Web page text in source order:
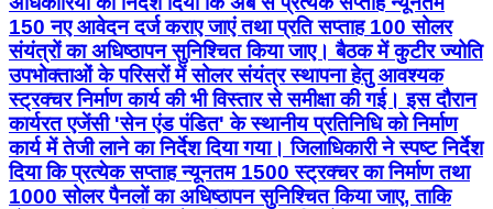
150 नए आवेदन दर्ज कराए जाएं तथा प्रति सप्ताह 100 सोलर
संयंत्रों का अधिष्ठापन सुनिश्चित किया जाए। बैठक में कुटीर ज्योति
उपभोक्ताओं के परिसरों में सोलर संयंत्र स्थापना हेतु आवश्यक
स्ट्रक्चर निर्माण कार्य की भी विस्तार से समीक्षा की गई। इस दौरान
कार्यरत एजेंसी 'सेन एंड पंडित' के स्थानीय प्रतिनिधि को निर्माण
कार्य में तेजी लाने का निर्देश दिया गया। जिलाधिकारी ने स्पष्ट निर्देश
दिया कि प्रत्येक सप्ताह न्यूनतम 1500 स्ट्रक्चर का निर्माण तथा
1000 सोलर पैनलों का अधिष्ठापन सुनिश्चित किया जाए, ताकि